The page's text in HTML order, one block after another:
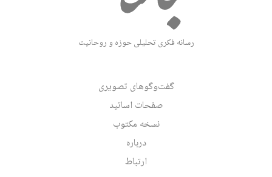
رسانه فکری تحلیلی حوزه و روحانیت
گفت‌وگوهای تصویری
صفحات اساتید
نسخه مکتوب
درباره
ارتباط